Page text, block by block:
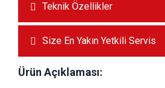
Teknik Özellikler
Size En Yakın Yetkili Servis
Ürün Açıklaması: